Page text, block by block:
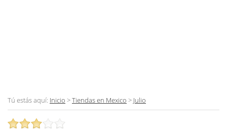
Tú estás aquí: Inicio >Tiendas en Mexico > Julio